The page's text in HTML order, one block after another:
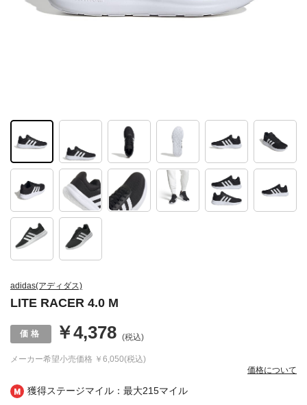
獲得ステージマイル：最大215マイル
adidas(アディダス)
LITE RACER 4.0 M
メーカー希望小売価格 ￥6,050(税込)
￥4,378 (税込)
価格について